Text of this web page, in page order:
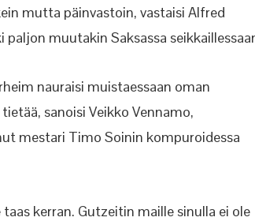
mutta päinvastoin, vastaisi Alfred
muutakin Saksassa
nauraisi muistaessaan oman
sanoisi Veikko Vennamo,
mestari Timo Soinin kompuroidessa
kerran. Gutzeitin maille sinulla ei ole